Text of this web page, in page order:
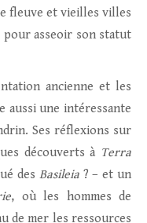
fleuve et vieilles villes
asseoir son statut
ancienne et les
aussi une intéressante
Ses réflexions sur
découverts à Terra
des Basileia? – et un
, où les hommes de
de mer les ressources